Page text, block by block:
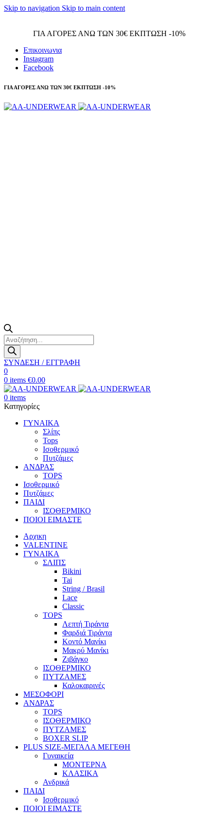
Skip to navigation Skip to main content
ΓΙΑ ΑΓΟΡΕΣ ΑΝΩ ΤΩΝ 30€ ΕΚΠΤΩΣΗ -10%
Επικοινωνια
Instagram
Facebook
ΓΙΑ ΑΓΟΡΕΣ ΑΝΩ ΤΩΝ 30€ ΕΚΠΤΩΣΗ -10%
Products
search
ΣΥΝΔΕΣΗ / ΕΓΓΡΑΦΗ
0
0 items €0.00
0 items
Κατηγορίες
ΓΥΝΑΙΚΑ
Σλίπς
Tops
Ισοθερμικό
Πυτζάμες
ΑΝΔΡΑΣ
TOPS
Ισοθερμικό
Πυτζάμες
ΠΑΙΔΙ
ΙΣΟΘΕΡΜΙΚΟ
ΠΟΙΟΙ ΕΙΜΑΣΤΕ
Αρχικη
VALENTINE
ΓΥΝΑΙΚΑ
ΣΛΙΠΣ
Bikini
Tai
String / Brasil
Lace
Classic
TOPS
Λεπτή Τιράντα
Φαρδιά Τιράντα
Κοντό Μανίκι
Μακρύ Μανίκι
Ζιβάγκο
ΙΣΟΘΕΡΜΙΚΟ
ΠΥΤΖΑΜΕΣ
Καλοκαιρινές
ΜΕΣΟΦΟΡΙ
ΑΝΔΡΑΣ
TOPS
ΙΣΟΘΕΡΜΙΚΟ
ΠΥΤΖΑΜΕΣ
BOXER SLIP
PLUS SIZE-ΜΕΓΑΛΑ ΜΕΓΕΘΗ
Γυναικεία
ΜΟΝΤΕΡΝΑ
ΚΛΑΣΙΚΑ
Ανδρικά
ΠΑΙΔΙ
Ισοθερμικό
ΠΟΙΟΙ ΕΙΜΑΣΤΕ